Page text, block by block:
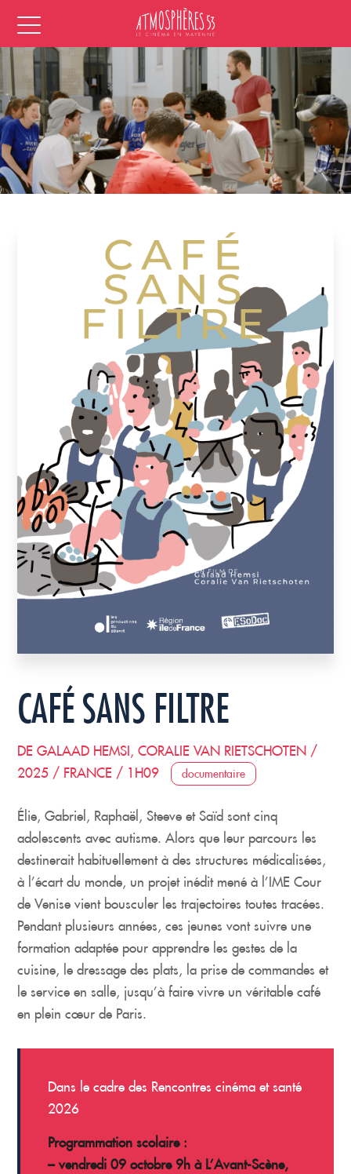
CAFÉ SANS FILTRE
DE GALAAD HEMSI, CORALIE VAN RIETSCHOTEN /
2025 / FRANCE / 1H09
documentaire
Élie, Gabriel, Raphaël, Steeve et Saïd sont cinq
adolescents avec autisme. Alors que leur parcours les
destinerait habituellement à des structures médicalisées,
à l’écart du monde, un projet inédit mené à l’IME Cour
de Venise vient bousculer les trajectoires toutes tracées.
Pendant plusieurs années, ces jeunes vont suivre une
formation adaptée pour apprendre les gestes de la
cuisine, le dressage des plats, la prise de commandes et
le service en salle, jusqu’à faire vivre un véritable café
en plein cœur de Paris.
Dans le cadre des Rencontres cinéma et santé
2026
Programmation scolaire :
– vendredi 09 octobre 9h à L’Avant-Scène,